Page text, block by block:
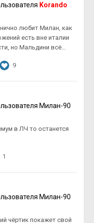
Korando
любит Милан, как
есть вне италии
но Мальдини всё...
9
Милан-90
в ЛЧ то останется
1
Милан-90
чёртик покажет свой